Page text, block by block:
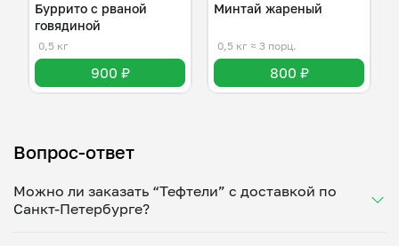
Буррито с рваной
говядиной
0,5 кг
900 ₽
Минтай жареный
0,5 кг ≈ 3 порц.
800 ₽
Вопрос-ответ
Можно ли заказать “Тефтели” с доставкой по
Санкт-Петербурге?